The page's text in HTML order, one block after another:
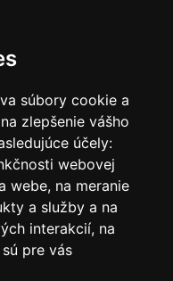
súbory cookie a
zlepšenie vášho
účely:
webovej
webe, na meranie
a služby a na
interakcií, na
pre vás